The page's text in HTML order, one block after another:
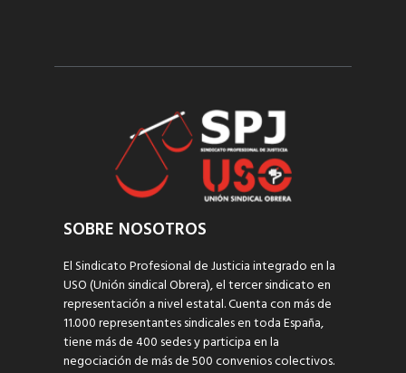
SOBRE NOSOTROS
El Sindicato Profesional de Justicia integrado en la
USO (Unión sindical Obrera), el tercer sindicato en
representación a nivel estatal. Cuenta con más de
11.000 representantes sindicales en toda España,
tiene más de 400 sedes y participa en la
negociación de más de 500 convenios colectivos.